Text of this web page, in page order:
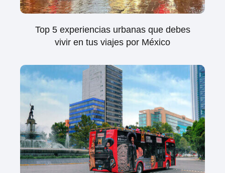
Top 5 experiencias urbanas que debes
vivir en tus viajes por México